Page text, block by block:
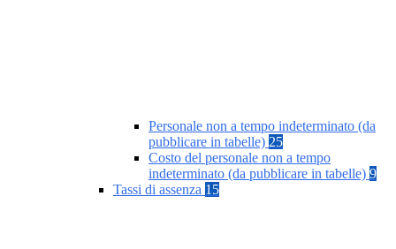
Personale non a tempo indeterminato (da
pubblicare in tabelle) 25
Costo del personale non a tempo
indeterminato (da pubblicare in tabelle) 9
Tassi di assenza 15